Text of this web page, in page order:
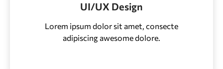
UI/UX Design
Lorem ipsum dolor sit amet, consecte
adipiscing awesome dolore.